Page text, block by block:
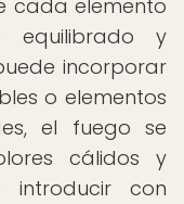
cada elemento
equilibrado y
incorporar
o elementos
el fuego se
cálidos y
con